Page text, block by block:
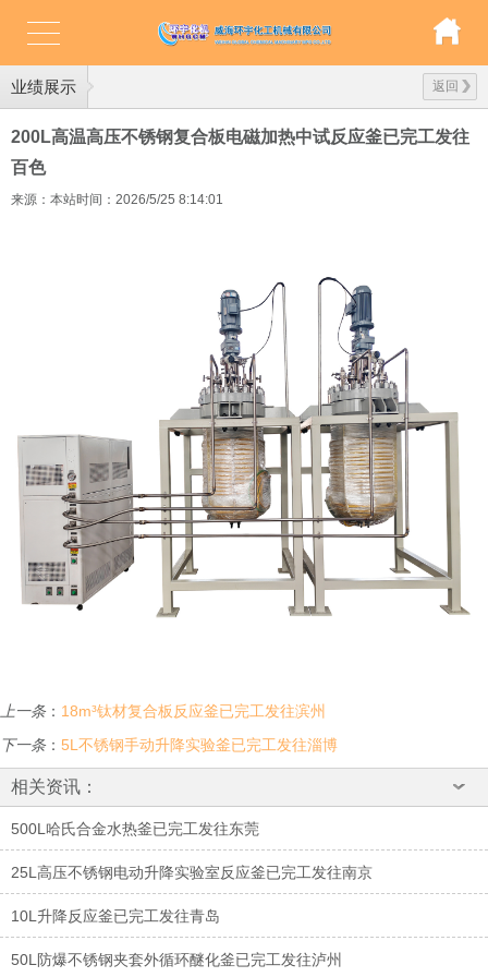
业绩展示 返回
200L高温高压不锈钢复合板电磁加热中试反应釜已完工发往
百色
来源：本站时间：2026/5/25 8:14:01
上一条： 18m³钛材复合板反应釜已完工发往滨州
下一条： 5L不锈钢手动升降实验釜已完工发往淄博
相关资讯：
500L哈氏合金水热釜已完工发往东莞
25L高压不锈钢电动升降实验室反应釜已完工发往南京
10L升降反应釜已完工发往青岛
50L防爆不锈钢夹套外循环醚化釜已完工发往泸州